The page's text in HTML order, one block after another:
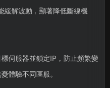
緩解波動，顯著降低斷線機
伺服器並鎖定IP，防止頻繁變
體驗不同區服。